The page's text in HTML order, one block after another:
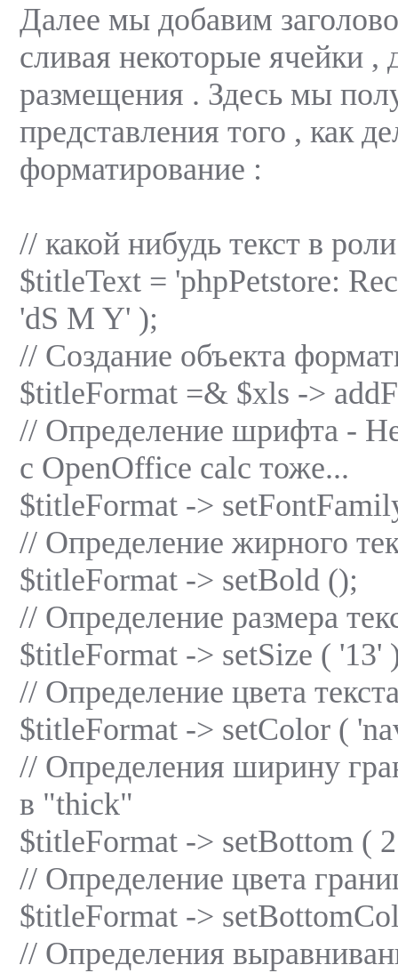
Далее мы добавим
сливая некоторые ячейки ,
размещения . Здесь мы
представления того , как
форматирование :
// какой нибудь текст в
$titleText = 'phpPetstore:
'dS M Y' );
// Создание объекта
$titleFormat =& $xls ->
// Определение шрифта -
с OpenOffice calc тоже...
$titleFormat ->
// Определение жирного
$titleFormat -> setBold ();
// Определение размера
$titleFormat -> setSize ( '13'
// Определение цвета
$titleFormat -> setColor (
// Определения ширину
в "thick"
$titleFormat -> setBottom (
// Определение цвета
$titleFormat ->
// Определения